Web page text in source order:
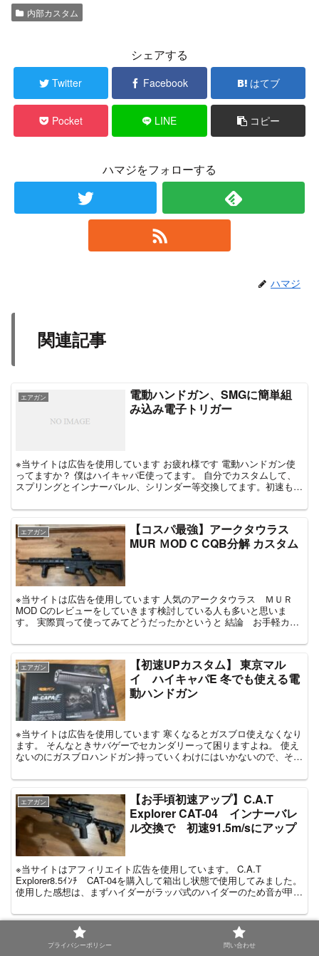
内部カスタム
シェアする
Twitter Facebook はてブ
Pocket LINE コピー
ハマジをフォローする
ハマジ
関連記事
エアガン
電動ハンドガン、SMGに簡単組
み込み電子トリガー
※当サイトは広告を使用しています お疲れ様です 電動ハンドガン使
ってますか？ 僕はハイキャパE使ってます。 自分でカスタムして、
スプリングとインナーバレル、シリンダー等交換してます。初速も
エアガン
【コスパ最強】アークタウラス
MUR ＭOD C CQB分解 カスタム
※当サイトは広告を使用しています 人気のアークタウラス ＭＵＲ
MOD Cのレビューをしていきます検討している人も多いと思いま
す。 実際買って使ってみてどうだったかというと 結論 お手軽カス
エアガン
【初速UPカスタム】 東京マル
イ ハイキャパE 冬でも使える電
動ハンドガン
※当サイトは広告を使用しています 寒くなるとガスブロ使えなくなり
ます。 そんなときサバゲーでセカンダリーって困りますよね。 使え
ないのにガスブロハンドガン持っていくわけにはいかないので、そん
エアガン
【お手頃初速アップ】C.A.T
Explorer CAT-04 インナーバレ
ル交換で 初速91.5m/sにアップ
※当サイトはアフィリエイト広告を使用しています。 C.A.T
Explorer8.5ｲﾝﾁ CAT-04を購入して箱出し状態で使用してみました。
使用した感想は、まずハイダーがラッパ式のハイダーのため音が甲高
【分解手順公開】アークタウラス
mur mod c 内部メンテナンス
プライバシーポリシー 問い合わせ